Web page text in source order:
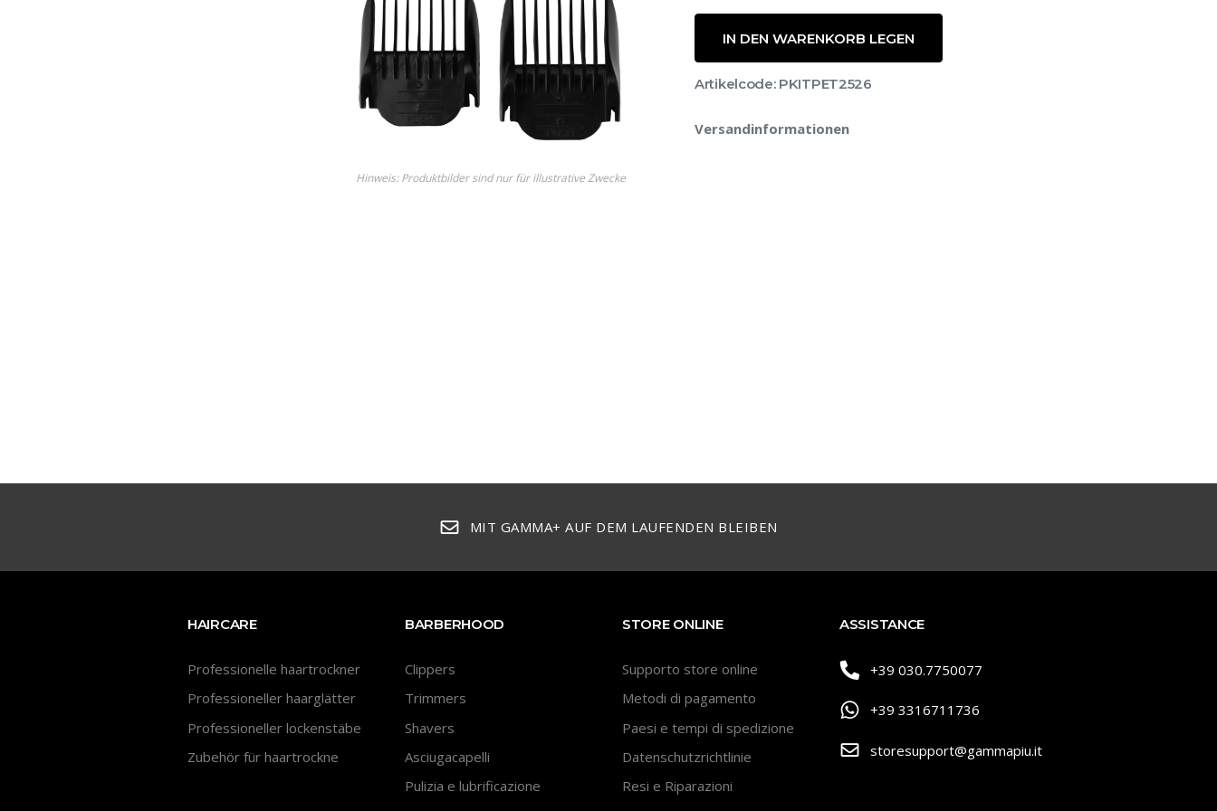
Hinweis: Produktbilder sind nur für illustrative Zwecke
IN DEN WARENKORB LEGEN
Artikelcode: PKITPET2526
Versandinformationen
MIT GAMMA+ AUF DEM LAUFENDEN BLEIBEN
HAIRCARE
Professionelle haartrockner
Professioneller haarglätter
Professioneller lockenstäbe
Zubehör für haartrockne
BARBERHOOD
Clippers
Trimmers
Shavers
Asciugacapelli
Pulizia e lubrificazione
STORE ONLINE
Supporto store online
Metodi di pagamento
Paesi e tempi di spedizione
Datenschutzrichtlinie
Resi e Riparazioni
ASSISTANCE
+39 030.7750077
+39 3316711736
storesupport@gammapiu.it